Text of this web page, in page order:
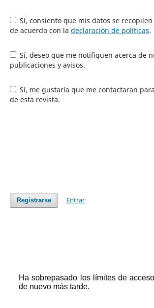
Sí, consiento que mis datos se recopilen y se almacenen
de acuerdo con la declaración de políticas.
Sí, deseo que me notifiquen acerca de nuevas
publicaciones y avisos.
Sí, me gustaría que me contactaran para revisar artículos
de esta revista.
Registrarse Entrar